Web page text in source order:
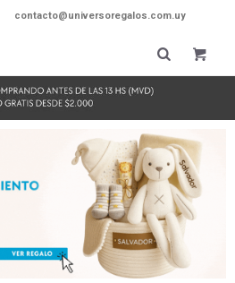
contacto@universoregalos.com.uy